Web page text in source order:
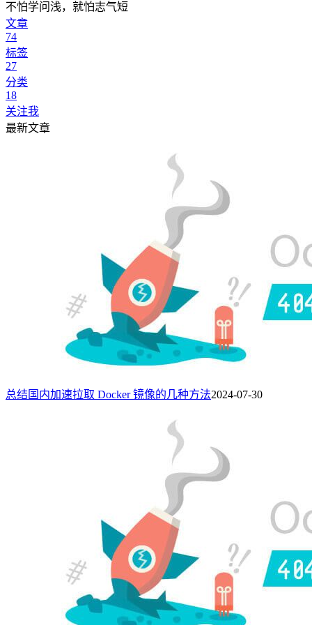
不怕学问浅，就怕志气短
文章
74
标签
27
分类
18
关注我
最新文章
总结国内加速拉取 Docker 镜像的几种方法2024-07-30